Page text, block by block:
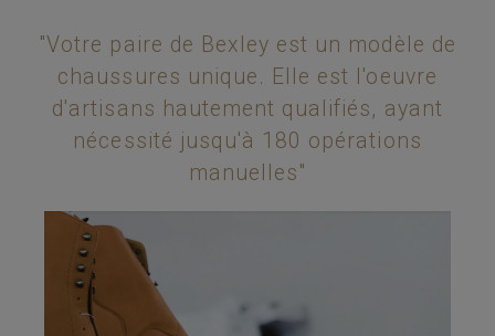
"Votre paire de Bexley est un modèle de
chaussures unique. Elle est l'oeuvre
d'artisans hautement qualifiés, ayant
nécessité jusqu'à 180 opérations
manuelles"